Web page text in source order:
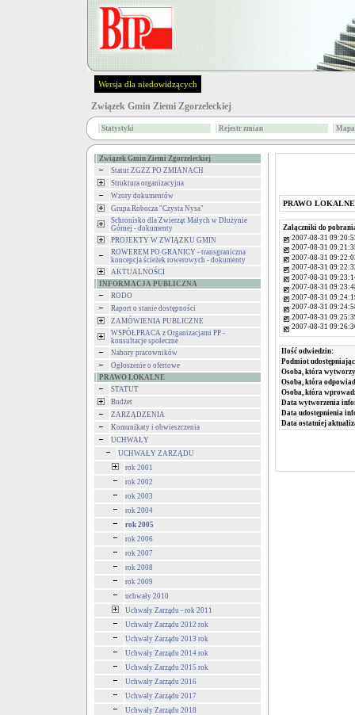
Wersja dla niedowidzących
Związek Gmin Ziemi Zgorzeleckiej
Statystyki Rejestr zmian
Związek Gmin Ziemi Zgorzeleckiej
Statut ZGZZ PO ZMIANACH
Struktura organizacyjna
Wzory dokumentów
Grupa Robocza "Czysta Nysa"
Schronisko dla Zwierząt Małych w Dłużynie
Górnej - dokumenty
PROJEKTY W ZWIĄZKU GMIN
ROWEREM PO GRANICY - transgraniczna
koncepcja ścieżek rowerowych - dokumenty
AKTUALNOŚCI
INFORMACJA PUBLICZNA
RODO
Raport o stanie dostępności
ZAMÓWIENIA PUBLICZNE
WSPÓŁPRACA z Organizacjami PP -
konsultacje społeczne
Nabory pracowników
Ogłoszenie o ofertowe
PRAWO LOKALNE
STATUT
Budżet
ZARZĄDZENIA
Komunikaty i obwieszczenia
UCHWAŁY
UCHWAŁY ZARZĄDU
rok 2001
rok 2002
rok 2003
rok 2004
rok 2005
rok 2006
rok 2007
rok 2008
rok 2009
uchwały 2010
Uchwały Zarządu - rok 2011
Uchwały Zarządu 2012 rok
Uchwały Zarządu 2013 rok
Uchwały Zarządu 2014 rok
Uchwały Zarządu 2015 rok
Uchwały Zarządu 2016
Uchwały Zarządu 2017
Uchwały Zarządu 2018
PRAWO LOKALNE
Załączniki do
2007-08-31
2007-08-31
2007-08-31
2007-08-31
2007-08-31
2007-08-31
2007-08-31
2007-08-31
2007-08-31
2007-08-31
Ilość odwiedzin:
Podmiot
Osoba, która
Osoba, która
Osoba, która
Data wytworzenia
Data udostępnienia
Data ostatniej